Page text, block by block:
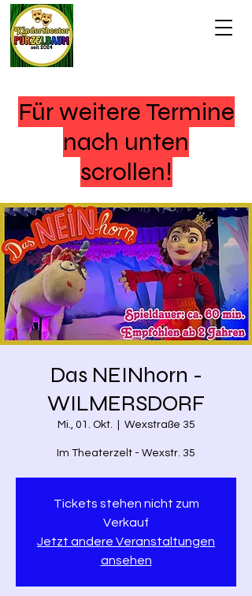
Für weitere Termine
nach unten
scrollen!
Das NEINhorn -
WILMERSDORF
Mi., 01. Okt. Wexstraße 35
Im Theaterzelt - Wexstr. 35
Tickets stehen nicht zum
Verkauf
Jetzt andere Veranstaltungen
ansehen